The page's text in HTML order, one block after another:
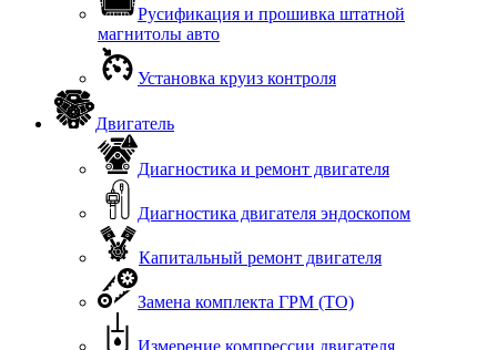
Русификация и прошивка штатной
магнитолы авто
Установка круиз контроля
Двигатель
Диагностика и ремонт двигателя
Диагностика двигателя эндоскопом
Капитальный ремонт двигателя
Замена комплекта ГРМ (ТО)
Измерение компрессии двигателя